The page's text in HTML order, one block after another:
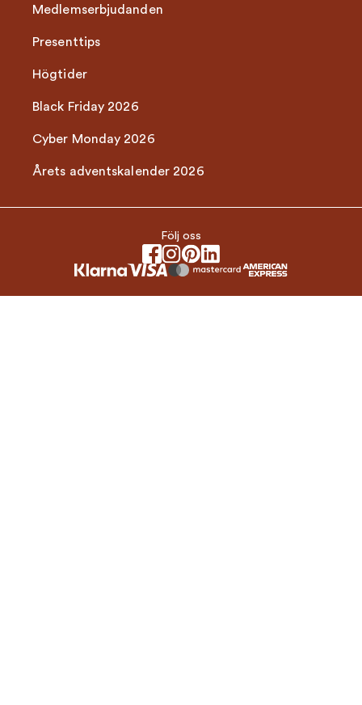
Medlemserbjudanden
Presenttips
Högtider
Black Friday 2026
Cyber Monday 2026
Årets adventskalender 2026
Följ oss